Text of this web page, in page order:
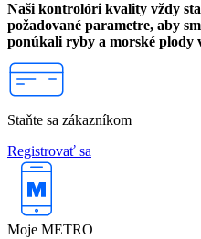
Naši kontrolóri kvality vždy
požadované parametre, aby
ponúkali ryby a morské plody
Staňte sa zákazníkom
Registrovať sa
Moje METRO